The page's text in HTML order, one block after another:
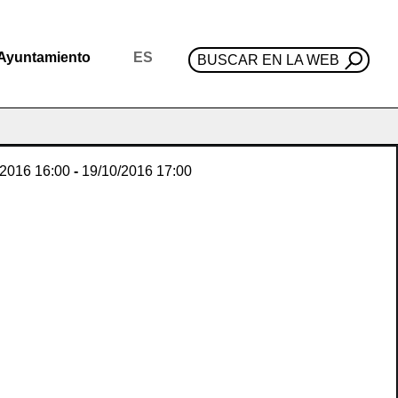
ES BUSCAR EN LA WEB
16:00 - 19/10/2016 17:00